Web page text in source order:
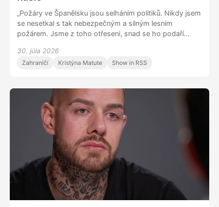
„Požáry ve Španělsku jsou selháním politiků. Nikdy jsem
se nesetkal s tak nebezpečným a silným lesním
požárem. Jsme z toho otřeseni, snad se ho podaří
kteří vykonávají velmi náročnou profesi,“ říká v
exkluzivním rozhovoru přímo ze Španělska zasahující
měli, si navzájem pomáhají. Snaží se zabránit tomu, aby
shořely domy jejich sousedů. Je to ukázka odvahy,“
dodává.
30. júla 2026
Zahraničí Kristýna Matute Show in RSS